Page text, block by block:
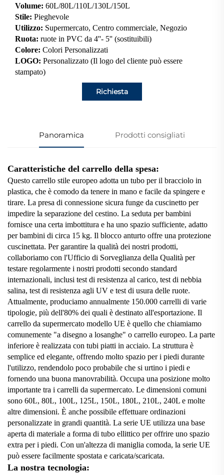
Volume: 60L/80L/110L/130L/150L
Stile: Pieghevole
Utilizzo: Supermercato, Centro commerciale, Negozio
Ruota: ruote in PVC da 4''- 5'' (sostituibili)
Colore: Colori Personalizzati
LOGO: Personalizzato (Il logo del cliente può essere
stampato)
Richiesta
Panoramica Prodotti consigliati
Caratteristiche del carrello della spesa:
Questo carrello stile europeo adotta un tubo per il bracciolo in
plastica, che è comodo da tenere in mano e facile da spingere e
tirare. La presa di connessione sicura funge da cuscinetto per
impedire la separazione del cestino. La seduta per bambini
fornisce una certa imbottitura e ha uno spazio sufficiente, adatto
per bambini di circa 15 kg. Il blocco anturto offre una protezione
cuscinettata. Per garantire la qualità dei nostri prodotti,
collaboriamo con l'Ufficio di Sorveglianza della Qualità per
testare regolarmente i nostri prodotti secondo standard
internazionali, inclusi test di resistenza al carico, test di nebbia
salina, test di resistenza agli UV e test di usura delle ruote.
Attualmente, produciamo annualmente 150.000 carrelli di varie
tipologie, più dell'80% dei quali è destinato all'esportazione. Il
carrello da supermercato modello UE è quello che chiamiamo
comunemente "a disegno a losanghe" o carrello europeo. La parte
inferiore è realizzata con tubi piatti in acciaio. La struttura è
semplice ed elegante, offrendo molto spazio per i piedi durante
l'utilizzo, rendendolo poco probabile che si urtino i piedi e
fornendo una buona manovrabilità. Occupa una posizione molto
importante tra i carrelli da supermercato. Le dimensioni comuni
sono 60L, 80L, 100L, 125L, 150L, 180L, 210L, 240L e molte
altre dimensioni. È anche possibile effettuare ordinazioni
personalizzate in grandi quantità. La serie UE utilizza una base
aperta di materiale a forma di tubo ellittico per offrire uno spazio
extra per i piedi. Con un'altezza di maniglia comoda, la serie UE
può essere facilmente spostata e caricata/scaricata.
La nostra tecnologia: